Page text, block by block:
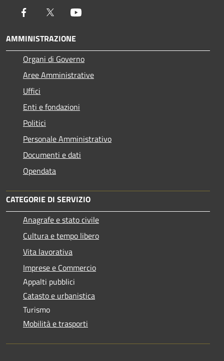
Facebook Twitter
AMMINISTRAZIONE
Organi di Governo
Aree Amministrative
Uffici
Enti e fondazioni
Politici
Personale Amministrativo
Documenti e dati
Opendata
CATEGORIE DI SERVIZIO
Anagrafe e stato civile
Cultura e tempo libero
Vita lavorativa
Imprese e Commercio
Appalti pubblici
Catasto e urbanistica
Turismo
Mobilità e trasporti